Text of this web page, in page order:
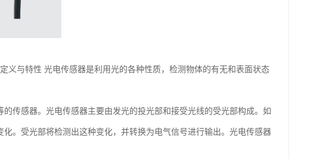
义与特性 光电传感器是利用光的各种性质，检测物体的有无和表面状态
传感器。光电传感器主要由发光的投光部和接受光线的受光部构成。如
。受光部将检测出这种变化，并转换为电气信号进行输出。光电传感器